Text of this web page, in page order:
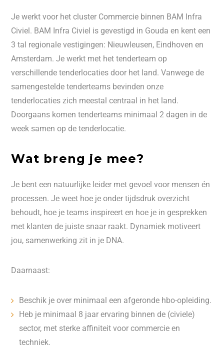
Je werkt voor het cluster Commercie binnen BAM Infra
Civiel. BAM Infra Civiel is gevestigd in Gouda en kent een
3 tal regionale vestigingen: Nieuwleusen, Eindhoven en
Amsterdam. Je werkt met het tenderteam op
verschillende tenderlocaties door het land. Vanwege de
samengestelde tenderteams bevinden onze
tenderlocaties zich meestal centraal in het land.
Doorgaans komen tenderteams minimaal 2 dagen in de
week samen op de tenderlocatie.
Wat breng je mee?
Je bent een natuurlijke leider met gevoel voor mensen én
processen. Je weet hoe je onder tijdsdruk overzicht
behoudt, hoe je teams inspireert en hoe je in gesprekken
met klanten de juiste snaar raakt. Dynamiek motiveert
jou, samenwerking zit in je DNA.
Daarnaast:
Beschik je over minimaal een afgeronde hbo-opleiding.
Heb je minimaal 8 jaar ervaring binnen de (civiele)
sector, met sterke affiniteit voor commercie en
techniek.